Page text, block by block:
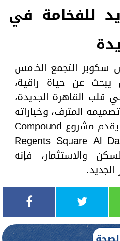
للفخامة في
سكوير التجمع الخامس
يبحث عن حياة راقية،
قلب القاهرة الجديدة،
المترف، وخياراته
الاستثمارية الذكية، يقدم مشروع Compound
Regents Square Al
والاستثمار، فإنه